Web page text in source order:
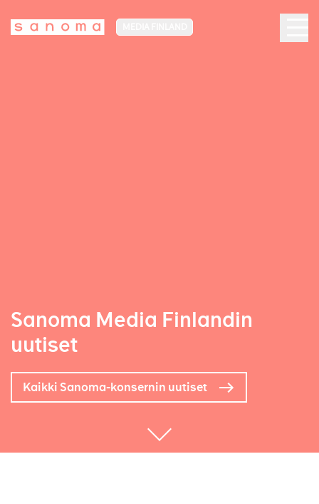
Sanoma Media Finlandin
uutiset
Kaikki Sanoma-konsernin uutiset